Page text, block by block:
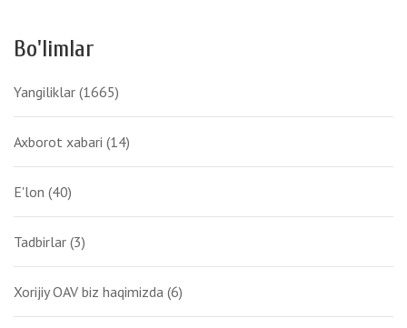
Bo'limlar
Yangiliklar (1665)
Axborot xabari (14)
E'lon (40)
Tadbirlar (3)
Xorijiy OAV biz haqimizda (6)